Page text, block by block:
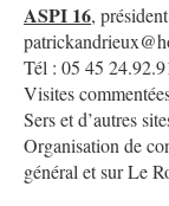
ASPI 16,
Tél : 05 45
Visites
Sers et d’autres
Organisation de
général et sur Le